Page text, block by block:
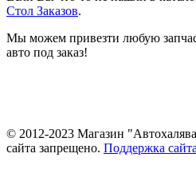
Стол Заказов.
Мы можем привезти любую
авто под заказ!
© 2012-2023 Магазин
сайта запрещено. Поддержка сайта